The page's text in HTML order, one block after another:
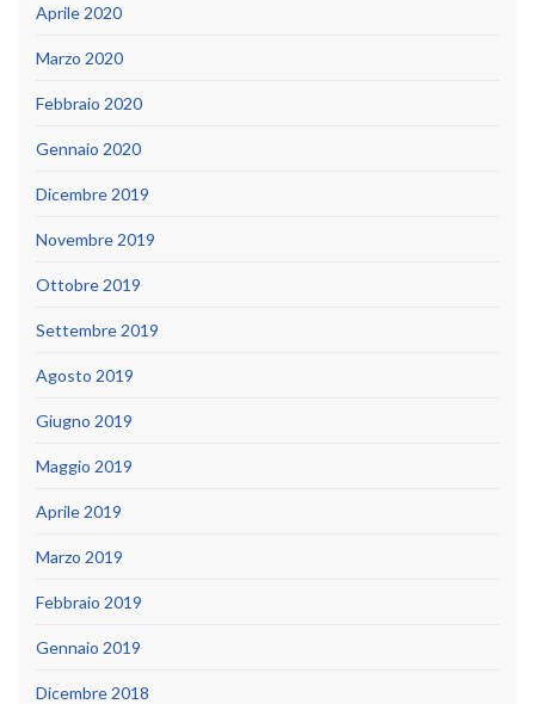
Aprile 2020
Marzo 2020
Febbraio 2020
Gennaio 2020
Dicembre 2019
Novembre 2019
Ottobre 2019
Settembre 2019
Agosto 2019
Giugno 2019
Maggio 2019
Aprile 2019
Marzo 2019
Febbraio 2019
Gennaio 2019
Dicembre 2018